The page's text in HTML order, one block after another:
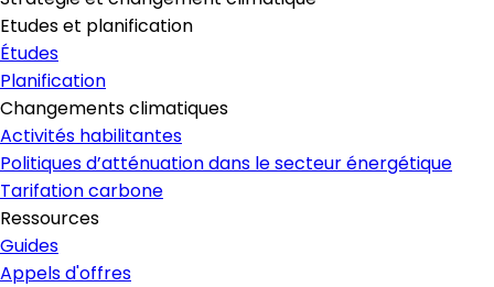
Etudes et planification
Études
Planification
Changements climatiques
Activités habilitantes
Politiques d’atténuation dans le secteur énergétique
Tarifation carbone
Ressources
Guides
Appels d'offres